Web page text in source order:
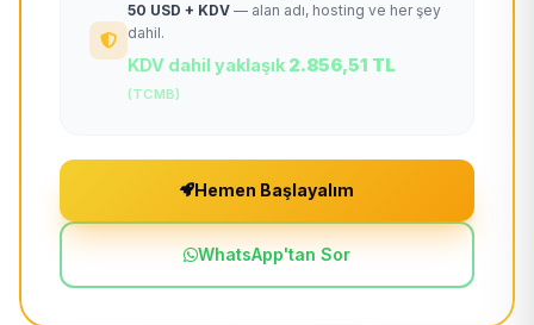
50 USD + KDV — alan adı, hosting ve her şey
dahil.
KDV dahil yaklaşık 2.856,51 TL
(TCMB)
Hemen Başlayalım
WhatsApp'tan Sor